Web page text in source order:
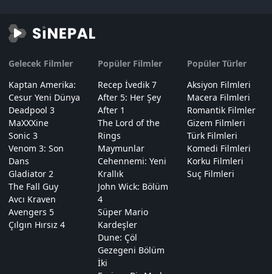
Gelecek Filmler
Kaptan Amerika:
Cesur Yeni Dünya
Deadpool 3
MaXXXine
Sonic 3
Venom 3: Son
Dans
Gladiator 2
The Fall Guy
Avcı Kraven
Avengers 5
Çılgın Hırsız 4
Popüler Filmler
Recep İvedik 7
After 5: Her Şey
After 1
The Lord of the
Rings
Maymunlar
Cehennemi: Yeni
Krallık
John Wick: Bölüm
4
Süper Mario
Kardeşler
Dune: Çöl
Gezegeni Bölüm
İki
Popüler Türler
Aksiyon Filmleri
Macera Filmleri
Romantik Filmler
Gizem Filmleri
Türk Filmleri
Komedi Filmleri
Korku Filmleri
Suç Filmleri